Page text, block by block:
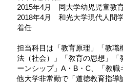
2015年4月 同大学幼児児童教
2018年4月 和光大学現代人間
着任
担当科目は「教育原理」「教職
法（社会）」「教育の思想」「
ーンシップ」A・B・C、「教職
他大学非常勤で「道徳教育指導